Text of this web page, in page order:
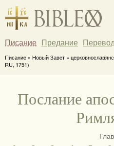
Писание Предание
Писание » Новый Завет »
RU, 1751)
Послание